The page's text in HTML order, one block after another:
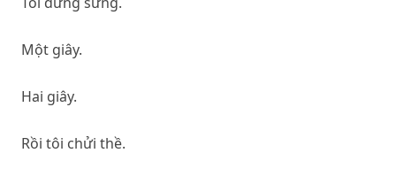
Một giây.
Hai giây.
Rồi tôi chửi thề.